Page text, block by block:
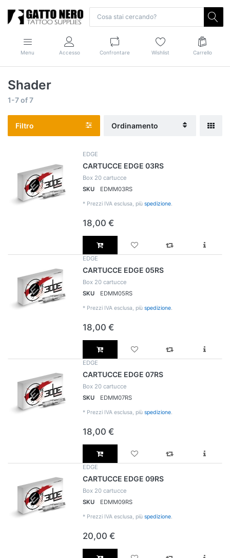
Menu Accesso Confrontare Wishlist Carrello
Shader
1-7of7
Filtro Ordinamento
EDGE
CARTUCCE EDGE 03RS
Box 20 cartucce
SKU
EDMM03RS
* Prezzi IVA esclusa, più spedizione.
18,00 €
EDGE
CARTUCCE EDGE 05RS
Box 20 cartucce
SKU
EDMM05RS
* Prezzi IVA esclusa, più spedizione.
18,00 €
EDGE
CARTUCCE EDGE 07RS
Box 20 cartucce
SKU
EDMM07RS
* Prezzi IVA esclusa, più spedizione.
18,00 €
EDGE
CARTUCCE EDGE 09RS
Box 20 cartucce
SKU
EDMM09RS
* Prezzi IVA esclusa, più spedizione.
20,00 €